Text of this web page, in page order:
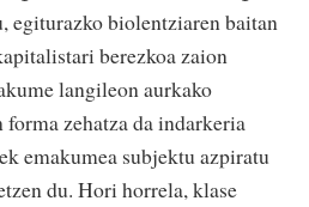
egiturazko biolentziaren baitan
berezkoa zaion
langileon aurkako
zehatza da indarkeria
emakumea subjektu azpiratu
du. Hori horrela, klase